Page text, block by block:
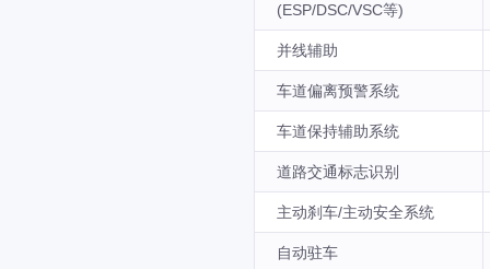
(ESP/DSC/VSC等)
并线辅助
车道偏离预警系统
车道保持辅助系统
道路交通标志识别
主动刹车/主动安全系统
自动驻车